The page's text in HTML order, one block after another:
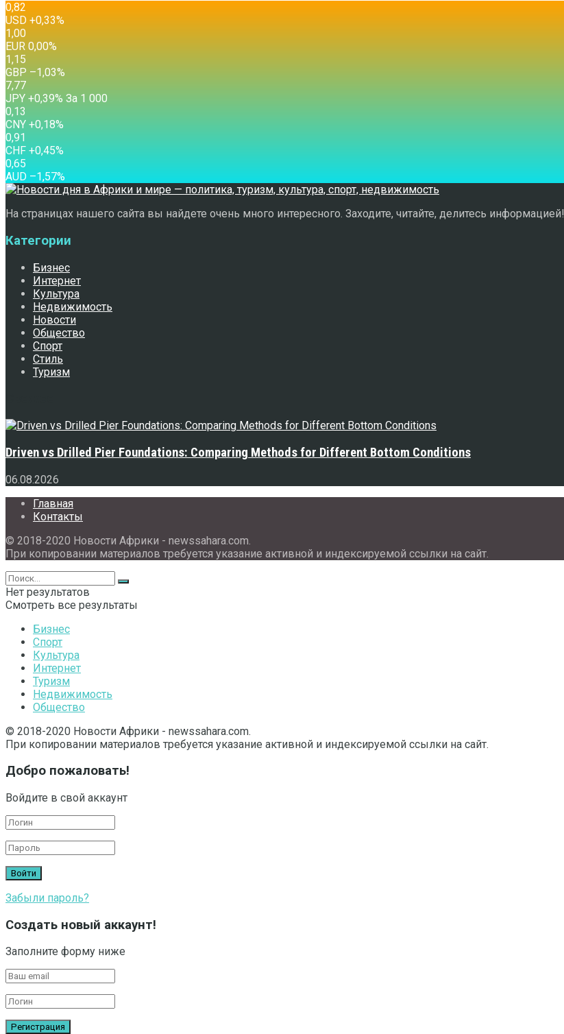
0,82
USD +0,33%
1,00
EUR 0,00%
1,15
GBP –1,03%
7,77
JPY +0,39% За 1 000
0,13
CNY +0,18%
0,91
CHF +0,45%
0,65
AUD –1,57%
На страницах нашего сайта вы найдете очень много интересного. Заходите, читайте, делитесь информацией!
Категории
Бизнес
Интернет
Культура
Недвижимость
Новости
Общество
Спорт
Стиль
Туризм
Driven vs Drilled Pier Foundations: Comparing Methods for Different Bottom Conditions
06.08.2026
Главная
Контакты
© 2018-2020 Новости Африки - newssahara.com.
При копировании материалов требуется указание активной и индексируемой ссылки на сайт.
Нет результатов
Смотреть все результаты
Бизнес
Спорт
Культура
Интернет
Туризм
Недвижимость
Общество
© 2018-2020 Новости Африки - newssahara.com.
При копировании материалов требуется указание активной и индексируемой ссылки на сайт.
Добро пожаловать!
Войдите в свой аккаунт
Забыли пароль?
Создать новый аккаунт!
Заполните форму ниже